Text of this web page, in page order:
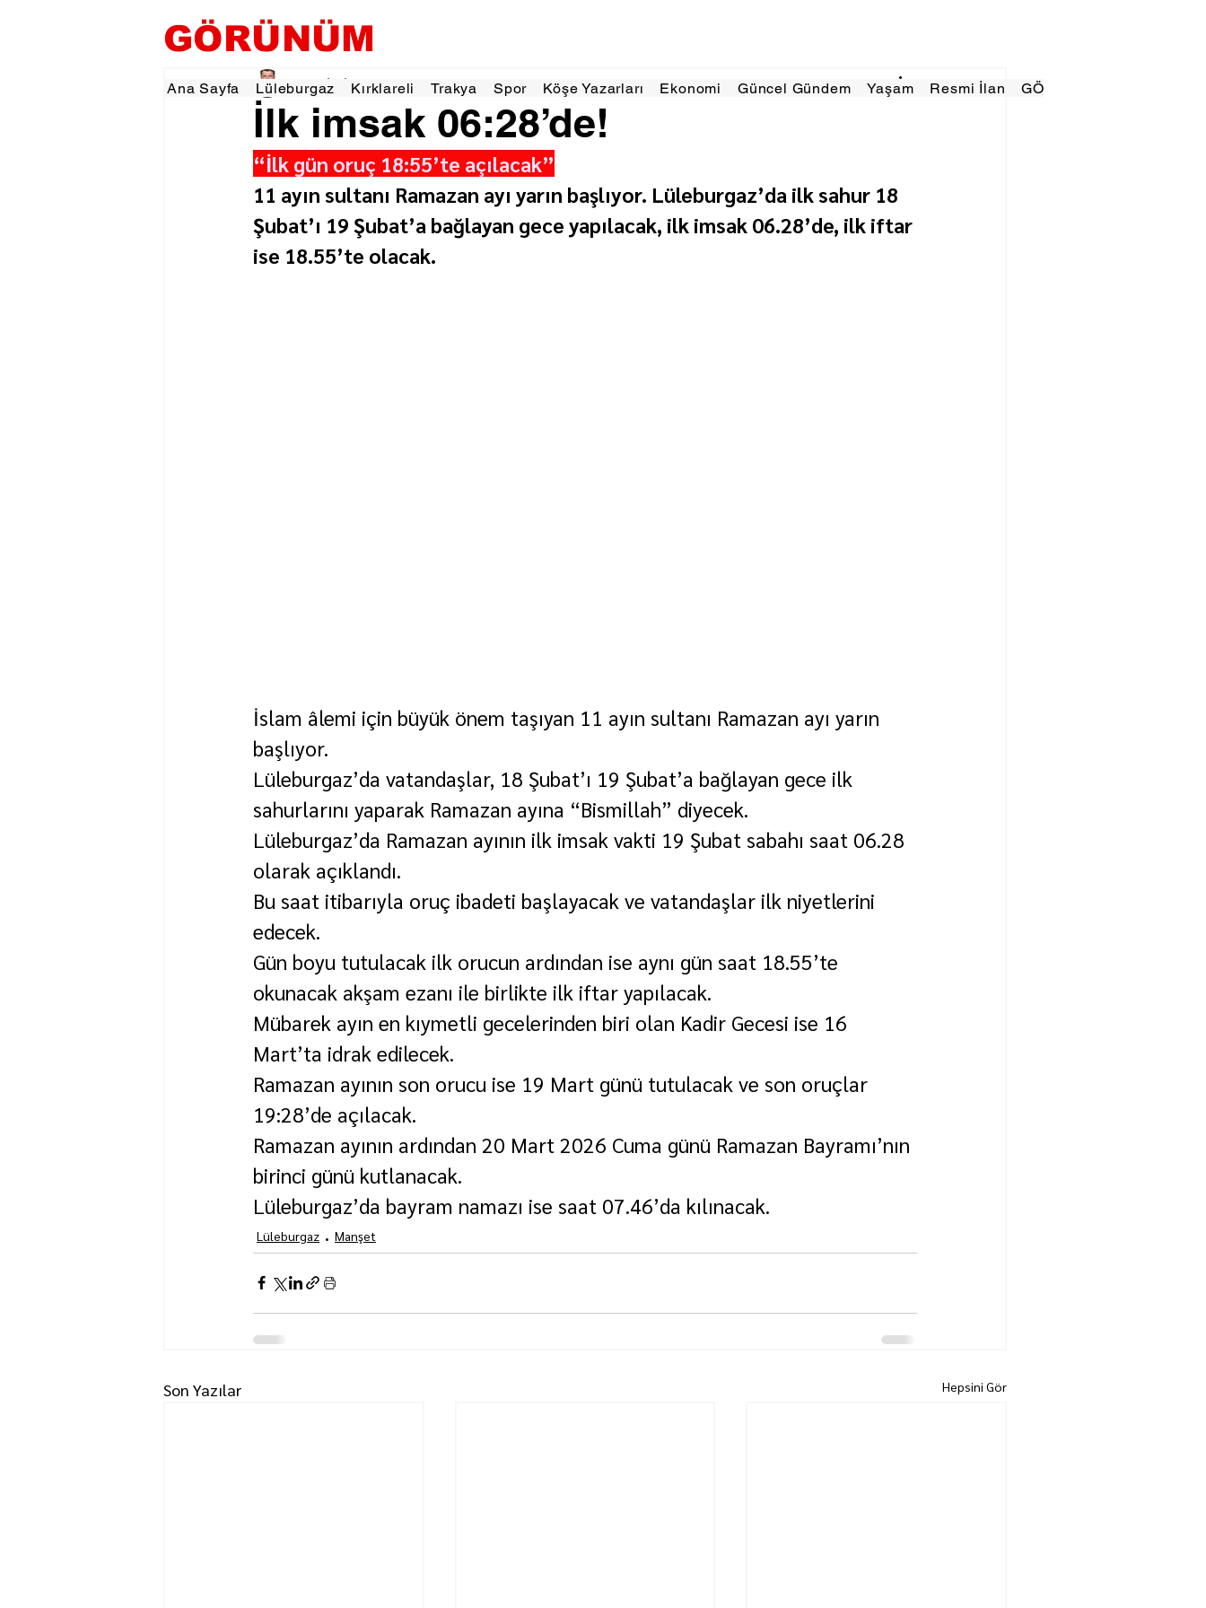
GÖRÜNÜM
Ana Sayfa Lüleburgaz Kırklareli Trakya Spor Köşe Yazarları Ekonomi Güncel Gündem Yaşam Resmi İlan GÖRÜNÜMTV
İlk imsak 06:28’de!
Tevfik İŞÇİ 18 Şub 1 dakikada okunur
“İlk gün oruç 18:55’te açılacak”
11 ayın sultanı Ramazan ayı yarın başlıyor. Lüleburgaz’da ilk sahur 18
Şubat’ı 19 Şubat’a bağlayan gece yapılacak, ilk imsak 06.28’de, ilk iftar
ise 18.55’te olacak.
İslam âlemi için büyük önem taşıyan 11 ayın sultanı Ramazan ayı yarın
başlıyor.
Lüleburgaz’da vatandaşlar, 18 Şubat’ı 19 Şubat’a bağlayan gece ilk
sahurlarını yaparak Ramazan ayına “Bismillah” diyecek.
Lüleburgaz’da Ramazan ayının ilk imsak vakti 19 Şubat sabahı saat 06.28
olarak açıklandı.
Bu saat itibarıyla oruç ibadeti başlayacak ve vatandaşlar ilk niyetlerini
edecek.
Gün boyu tutulacak ilk orucun ardından ise aynı gün saat 18.55’te
okunacak akşam ezanı ile birlikte ilk iftar yapılacak.
Mübarek ayın en kıymetli gecelerinden biri olan Kadir Gecesi ise 16
Mart’ta idrak edilecek.
Ramazan ayının son orucu ise 19 Mart günü tutulacak ve son oruçlar
19:28’de açılacak.
Ramazan ayının ardından 20 Mart 2026 Cuma günü Ramazan Bayramı’nın
birinci günü kutlanacak.
Lüleburgaz’da bayram namazı ise saat 07.46’da kılınacak.
Lüleburgaz Manşet
Son Yazılar Hepsini Gör